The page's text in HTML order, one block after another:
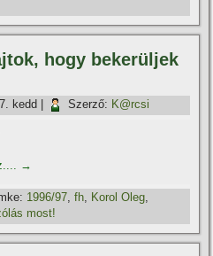
hogy bekerüljek
kedd Szerző: K@rcsi
→
1996/97,fh, Korol Oleg,
most!